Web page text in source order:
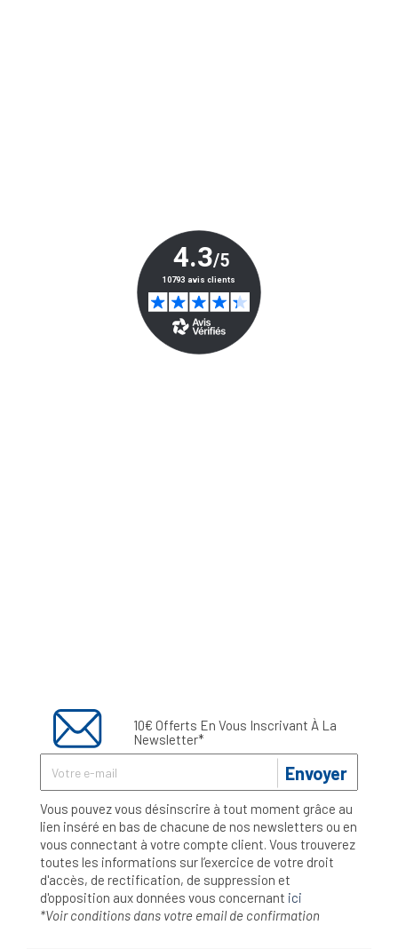
10€ Offerts En Vous Inscrivant À La
Newsletter*
Envoyer
Vous pouvez vous désinscrire à tout moment grâce au
lien inséré en bas de chacune de nos newsletters ou en
vous connectant à votre compte client. Vous trouverez
toutes les informations sur l’exercice de votre droit
d'accès, de rectification, de suppression et
d'opposition aux données vous concernant ici
*Voir conditions dans votre email de confirmation